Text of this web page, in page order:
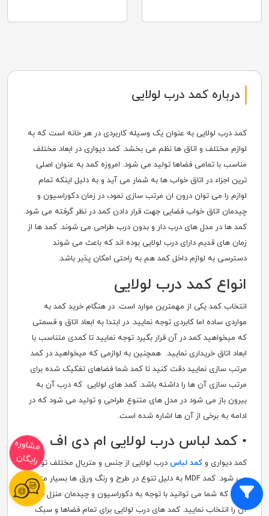
درباره کمد درب لولایی
کمد درب لولایی به عنوان یک وسیله کاربردی در هر خانه است که به
لوازم مختلف و اتاق ها نظم می بخشد. کمد دیواری در ابعاد مختلف
مناسب با تمامی فضاها تولید می شود. امروزه کمد به عنوان اصلی
ترین اجزاء در اتاق خواب ها به شمار می آید و به دلیل اینکه تمام
لوازم را می توان درون ان مرتب سازی نمود، در زمان دکوراسیون و
چیدمان اتاق خواب فضایی جهت قرار دادن کمد در نظر گرفته می شود.
کمد ها در مدل های درب دار و بدون درب طراحی می شوند. کمد ها از
زمان های قدیم دارای درب لولایی بوده اند که باعث می شوند
دسترسی به لوازم داخل کمد هم به راحتی امکان پذیر باشد.
انواع کمد درب لولایی
انتخاب کمد یکی از مهمترین موارد است. در هنگام خرید کمد به
مواردی ساده اما کابردی توجه نمایید. در ابتدا به ابعاد اتاق و قسمتی
که میخواهید کمد در آن قرار بگیرد توجه نمایید تا کمدی متناسب با
ابعاد اتاق خریداری نمایید. همچنین به لوازمی که میخواهید در کمد
مرتب سازی نمایید دقت کنید تا کمد شما فضاهای تفکیک شده برای
مرتب سازی آن ها را داشته باشد. کمد های لولایی که درب آن به
بیرون باز می شود در مدل های متنوع طراحی و تولید می شود که در
ادامه به برخی از آن ها اشاره شده است.
• کمد لباس درب لولایی ام دی اف
کمد دیواری و کمد لباس درب لولایی از جنس و متریال مختلف تولید
می شود. کمد MDF به دلیل تنوع در طرح و رنگ ورق ها بسیار متنوع
است که شما می توانید با توجه به دکوراسیون و چیدمان منزل خود
آن را انتخاب نمایید. کمد های درب لولایی برای تمام فضاها و سبک
مشاوره
رایگان